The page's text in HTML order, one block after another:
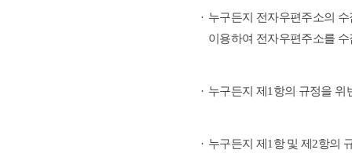
누구든지 전자우편주소의
이용하여 전자우편주소를
누구든지 제1항의 규정을 위
누구든지 제1항 및 제2항의